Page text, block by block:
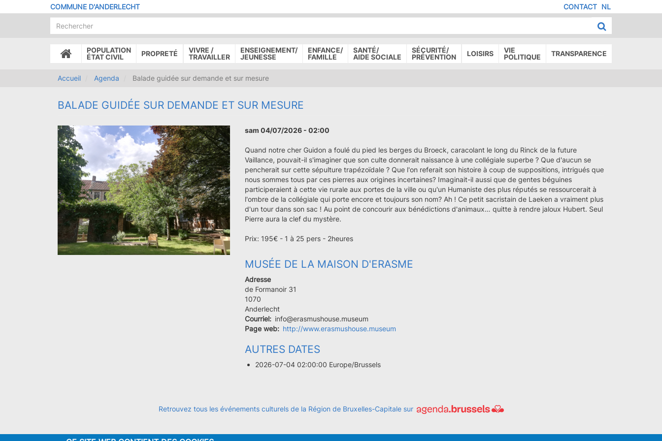
au
COMMUNE D'ANDERLECHT NL
MENU
DE
PAGE
CONTACT
ACCUEIL
POPULATION
ÉTAT CIVIL
PROPRETÉ
VIVRE /
TRAVAILLER
ENSEIGNEMENT/
JEUNESSE
ENFANCE/
FAMILLE
SANTÉ/
AIDE SOCIALE
SÉCURITÉ/
PRÉVENTION
LOISIRS
VIE
POLITIQUE
TRANSPARENCE
Accueil Agenda Balade guidée sur demande et sur mesure
BALADE GUIDÉE SUR DEMANDE ET SUR MESURE
sam 04/07/2026 - 02:00
Quand notre cher Guidon a foulé du pied les berges du Broeck, caracolant le long du Rinck de la future
Vaillance, pouvait-il s'imaginer que son culte donnerait naissance à une collégiale superbe ? Que d'aucun se
pencherait sur cette sépulture trapézoïdale ? Que l'on referait son histoire à coup de suppositions, intrigués que
nous sommes tous par ces pierres aux origines incertaines? Imaginait-il aussi que de gentes béguines
participeraient à cette vie rurale aux portes de la ville ou qu'un Humaniste des plus réputés se ressourcerait à
l'ombre de la collégiale qui porte encore et toujours son nom? Ah ! Ce petit sacristain de Laeken a vraiment plus
d'un tour dans son sac ! Au point de concourir aux bénédictions d'animaux… quitte à rendre jaloux Hubert. Seul
Pierre aura la clef du mystère.
Prix: 195€ - 1 à 25 pers - 2heures
MUSÉE DE LA MAISON D'ERASME
Adresse
de Formanoir 31
Code
postal
1070
Ville
Anderlecht
Courriel
info@erasmushouse.museum
Page web
http://www.erasmushouse.museum
AUTRES DATES
2026-07-04 02:00:00 Europe/Brussels
Retrouvez tous les événements culturels de la Région de Bruxelles-Capitale sur